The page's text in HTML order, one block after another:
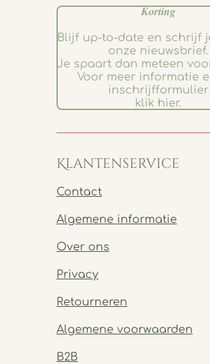
𝑲𝒐𝒓𝒕𝒊𝒏𝒈
Blijf up-to-date en schrijf
onze nieuwsbrief.
Je spaart dan meteen
Voor meer informatie
inschrijfformulier
klik hier.
Klantenservice
Contact
Algemene informatie
Over ons
Privacy
Retourneren
Algemene voorwaarden
B2B